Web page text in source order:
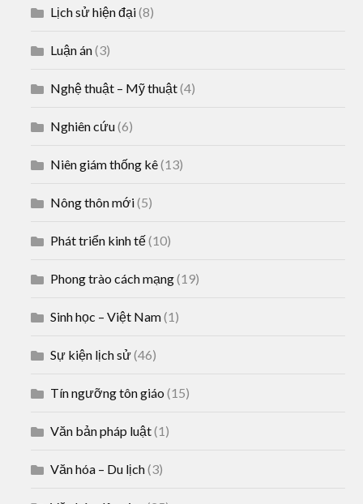
Lịch sử hiện đại(8)
Luận án(3)
Nghệ thuật – Mỹ thuật(4)
Nghiên cứu(6)
Niên giám thống kê(13)
Nông thôn mới(5)
Phát triển kinh tế(10)
Phong trào cách mạng(19)
Sinh học – Việt Nam(1)
Sự kiện lịch sử(46)
Tín ngưỡng tôn giáo (15)
Văn bản pháp luật(1)
Văn hóa – Du lịch(3)